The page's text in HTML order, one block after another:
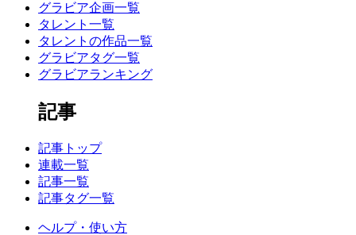
グラビア企画一覧
タレント一覧
タレントの作品一覧
グラビアタグ一覧
グラビアランキング
記事
記事トップ
連載一覧
記事一覧
記事タグ一覧
ヘルプ・使い方